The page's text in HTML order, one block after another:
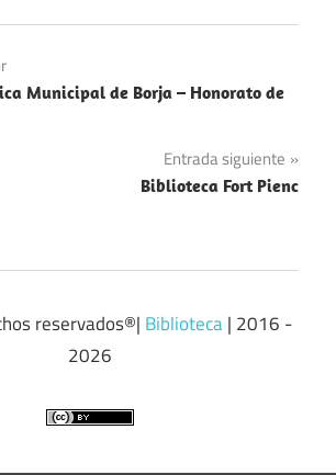
Municipal de Borja – Honorato de
Entrada siguiente
Biblioteca Fort Pienc
reservados®| Biblioteca| 2016 -
2026